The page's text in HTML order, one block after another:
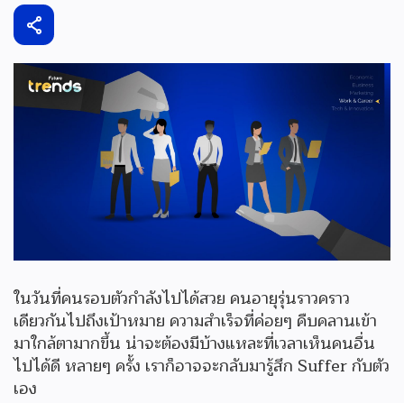
ในวันที่คนรอบตัวกำลังไปได้สวย คนอายุรุ่นราวคราว
เดียวกันไปถึงเป้าหมาย ความสำเร็จที่ค่อยๆ คืบคลานเข้า
มาใกล้ตามากขึ้น น่าจะต้องมีบ้างแหละที่เวลาเห็นคนอื่น
ไปได้ดี หลายๆ ครั้ง เราก็อาจจะกลับมารู้สึก Suffer กับตัว
เอง